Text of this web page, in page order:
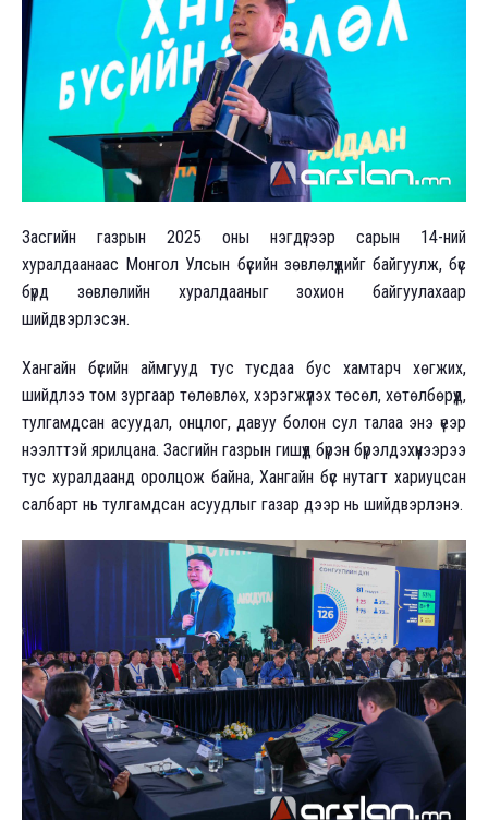
Засгийн газрын 2025 оны нэгдүгээр сарын 14-ний
хуралдаанаас Монгол Улсын бүсийн зөвлөлүүдийг байгуулж, бүс
бүрд зөвлөлийн хуралдааныг зохион байгуулахаар
шийдвэрлэсэн.
Хангайн бүсийн аймгууд тус тусдаа бус хамтарч хөгжих,
шийдлээ том зургаар төлөвлөх, хэрэгжүүлэх төсөл, хөтөлбөрүүд,
тулгамдсан асуудал, онцлог, давуу болон сул талаа энэ үеэр
нээлттэй ярилцана. Засгийн газрын гишүүд бүрэн бүрэлдэхүүнээрээ
тус хуралдаанд оролцож байна, Хангайн бүс нутагт хариуцсан
салбарт нь тулгамдсан асуудлыг газар дээр нь шийдвэрлэнэ.